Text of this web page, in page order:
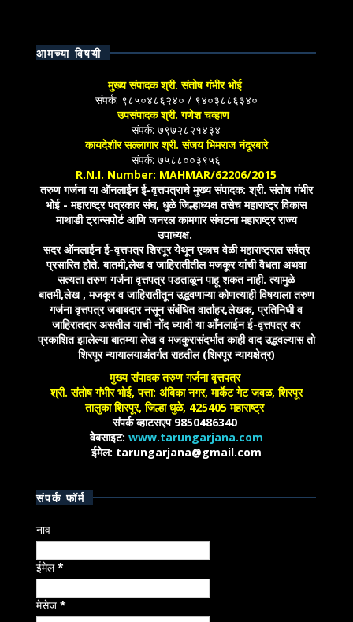
आमच्या विषयी
मुख्य संपादक श्री. संतोष गंभीर भोई
संपर्क: ९८५०४८६२४० / ९४०३८८६३४०
उपसंपादक श्री. गणेश चव्हाण
संपर्क: ७९७२८२१४३४
कायदेशीर सल्लागार श्री. संजय भिमराज नंदूरबारे
संपर्क: ७५८८००३९५६
R.N.I. Number: MAHMAR/62206/2015
तरुण गर्जना या ऑनलाईन ई-वृत्तपत्राचे मुख्य संपादक: श्री. संतोष गंभीर
भोई - महाराष्ट्र पत्रकार संघ, धुळे जिल्हाध्यक्ष तसेच महाराष्ट्र विकास
माथाडी ट्रान्सपोर्ट आणि जनरल कामगार संघटना महाराष्ट्र राज्य
उपाध्यक्ष.
सदर ऑनलाईन ई-वृत्तपत्र शिरपूर येथून एकाच वेळी महाराष्ट्रात सर्वत्र
प्रसारित होते. बातमी,लेख व जाहिरातीतील मजकूर यांची वैधता अथवा
सत्यता तरुण गर्जना वृत्तपत्र पडताळून पाहू शकत नाही. त्यामुळे
बातमी,लेख , मजकूर व जाहिरातीतून उद्भवणाऱ्या कोणत्याही विषयाला तरुण
गर्जना वृत्तपत्र जबाबदार नसून संबंधित वार्ताहर,लेखक, प्रतिनिधी व
जाहिरातदार असतील याची नोंद घ्यावी या आँनलाईन ई-वृत्तपत्र वर
प्रकाशित झालेल्या बातम्या लेख व मजकुरासंदर्भात काही वाद उद्भवल्यास तो
शिरपूर न्यायालयाअंतर्गत राहतील (शिरपूर न्यायक्षेत्र)
मुख्य संपादक तरुण गर्जना वृत्तपत्र
श्री. संतोष गंभीर भोई, पत्ता: अंबिका नगर, मार्केट गेट जवळ, शिरपूर
तालुका शिरपूर, जिल्हा धुळे, 425405 महाराष्ट्र
संपर्क व्हाटसएप 9850486340
वेबसाइट: www.tarungarjana.com
ईमेल: tarungarjana@gmail.com
संपर्क फॉर्म
नाव
ईमेल*
मेसेज*